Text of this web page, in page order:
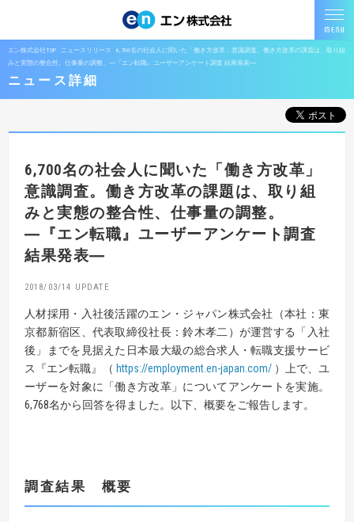
エン株式会社TOP ニュースリリース
6,700名の社会人に聞いた「働き方改革」意識調査。働き方改革の課題は、取り組
みと実態の整合性、仕事量の調整。―『エン転職』ユーザーアンケート調査 結果発表―
ニュース詳細
6,700名の社会人に聞いた「働き方改革」
意識調査。働き方改革の課題は、取り組
みと実態の整合性、仕事量の調整。
―『エン転職』ユーザーアンケート調査
結果発表―
2018/03/14
人材採用・入社後活躍のエン・ジャパン株式会社（本社：東
京都新宿区、代表取締役社長：鈴木孝二）が運営する「入社
後」までを見据えた日本最大級の総合求人・転職支援サービ
ス『エン転職』（ https://employment.en-japan.com/）上で、ユ
ーザーを対象に「働き方改革」についてアンケートを実施。
6,768名から回答を得ました。以下、概要をご報告します。
調査結果 概要